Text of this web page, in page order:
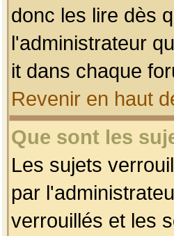
donc les lire dès
l'administrateur
it dans chaque
Revenir en haut
Que sont les
Les sujets
par
verrouillés et les